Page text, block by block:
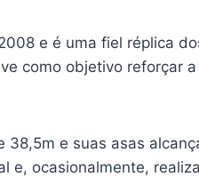
e é uma fiel réplica
como objetivo reforçar
38,5m e suas asas
e, ocasionalmente,